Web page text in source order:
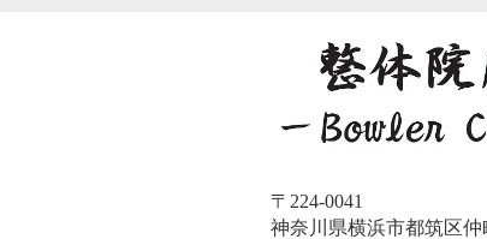
〒224-0041
神奈川県横浜市都筑区